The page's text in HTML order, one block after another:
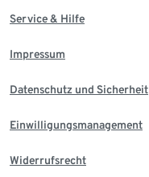
Service & Hilfe
Impressum
Datenschutz und Sicherheit
Einwilligungsmanagement
Widerrufsrecht